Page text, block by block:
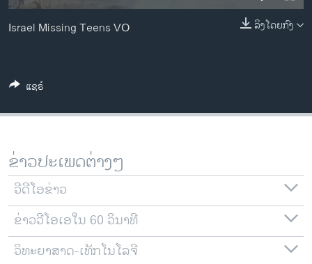
ວິທະຍາສາດ-ເທັກໂນໂລຈີ
ທຸລະກິດ
ວີດີໂອ
ສຽງ
ລາຍງານ
ຕິດຕາມພວກເຮົາ ທີ່
ພາສາຕ່າງໆ
ລິງໂດຍກົງ
Israel Missing Teens VO
ແຊຣ໌
ຂ່າວປະເພດຕ່າງໆ
ວີດີໂອຂ່າວ
ຂ່າວວີໂອເອໃນ 60 ວິນາທີ
ວິທະຍາສາດ-ເທັກໂນໂລຈີ